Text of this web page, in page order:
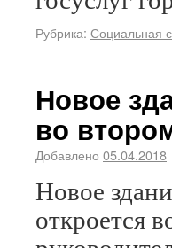
Рубрика: Социальная
Новое
во
Добавлено 05.04.2018
Новое
откроется